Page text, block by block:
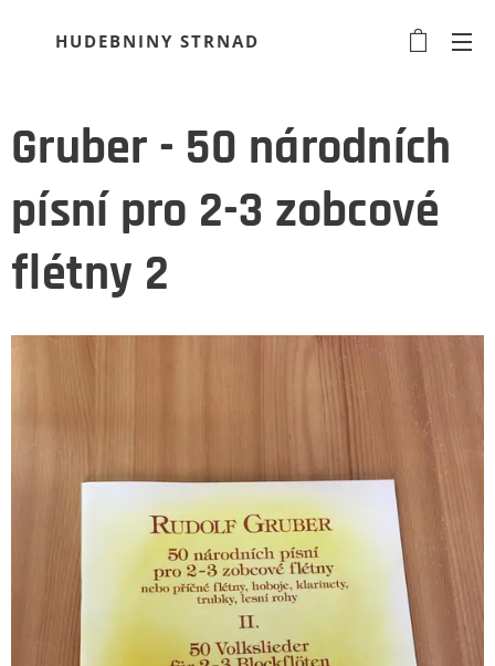
HUDEBNINY STRNAD
Gruber - 50 národních
písní pro 2-3 zobcové
flétny 2